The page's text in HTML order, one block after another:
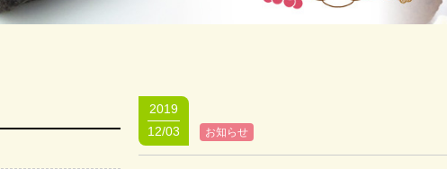
2019
12/03
お知らせ